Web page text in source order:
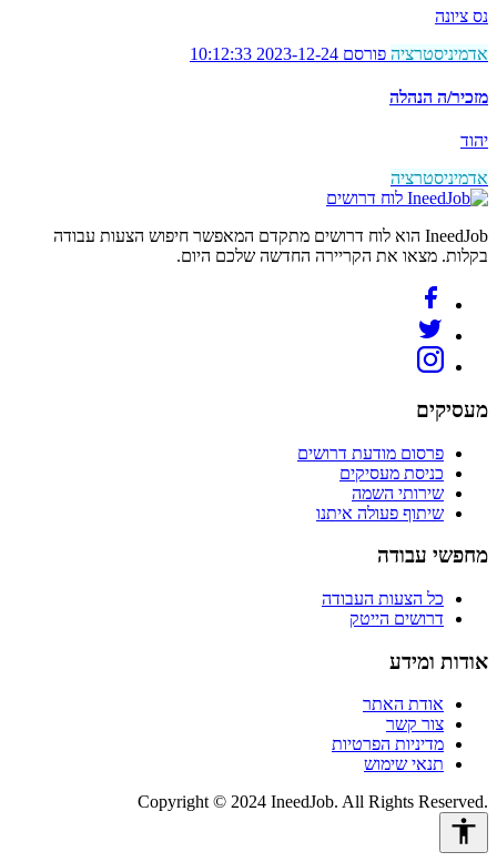
נס ציונה
אדמיניסטרציה פורסם 2023-12-24 10:12:33
מזכיר/ה הנהלה
יהוד
אדמיניסטרציה
לוח דרושים
IneedJob הוא לוח דרושים מתקדם המאפשר חיפוש הצעות עבודה
בקלות. מצאו את הקריירה החדשה שלכם היום.
מעסיקים
פרסום מודעת דרושים
כניסת מעסיקים
שירותי השמה
שיתוף פעולה איתנו
מחפשי עבודה
כל הצעות העבודה
דרושים הייטק
אודות ומידע
אודת האתר
צור קשר
מדיניות הפרטיות
תנאי שימוש
Copyright © 2024 IneedJob. All Rights Reserved.